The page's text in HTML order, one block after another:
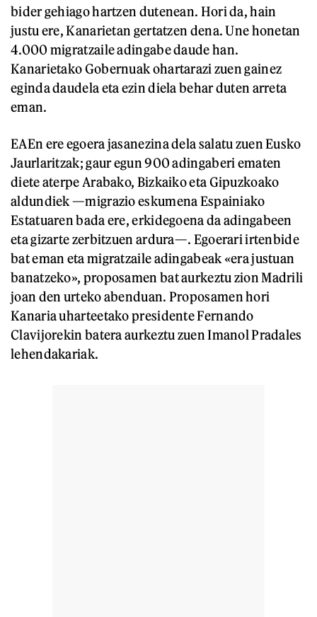
bider gehiago hartzen dutenean. Hori da, hain
justu ere, Kanarietan gertatzen dena. Une honetan
4.000 migratzaile adingabe daude han.
Kanarietako Gobernuak ohartarazi zuen gainez
eginda daudela eta ezin diela behar duten arreta
eman.
EAEn ere egoera jasanezina dela salatu zuen Eusko
Jaurlaritzak; gaur egun 900 adingaberi ematen
diete aterpe Arabako, Bizkaiko eta Gipuzkoako
aldundiek —migrazio eskumena Espainiako
Estatuaren bada ere, erkidegoena da adingabeen
eta gizarte zerbitzuen ardura—. Egoerari irtenbide
bat eman eta migratzaile adingabeak «era justuan
banatzeko», proposamen bat aurkeztu zion Madrili
joan den urteko abenduan. Proposamen hori
Kanaria uharteetako presidente Fernando
Clavijorekin batera aurkeztu zuen Imanol Pradales
lehendakariak.